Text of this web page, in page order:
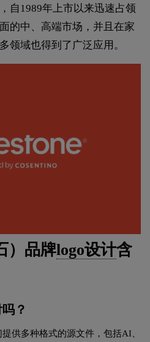
自1989年上市以来迅速占领
的中、高端市场，并且在家
领域也得到了广泛应用。
）品牌logo设计含
？
供多种格式的源文件，包括AI、